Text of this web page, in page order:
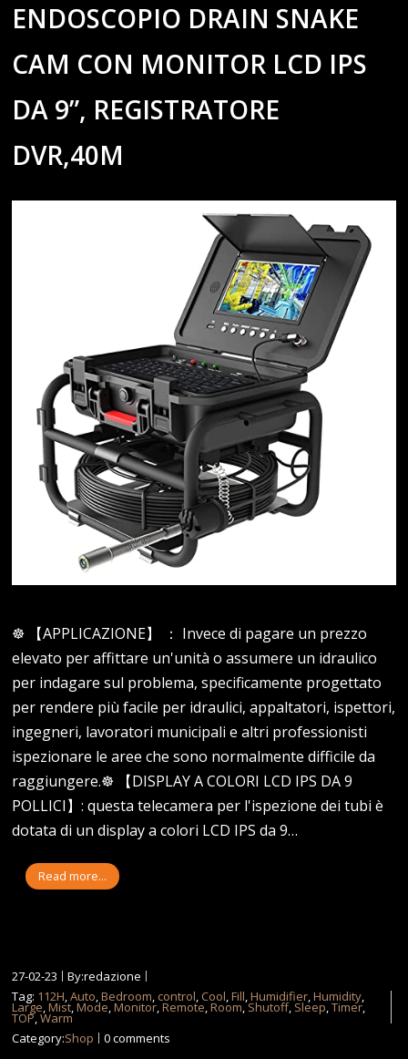
ENDOSCOPIO DRAIN SNAKE
CAM CON MONITOR LCD IPS
DA 9”, REGISTRATORE
DVR,40M
☸ 【APPLICAZIONE】 ： Invece di pagare un prezzo
elevato per affittare un'unità o assumere un idraulico
per indagare sul problema, specificamente progettato
per rendere più facile per idraulici, appaltatori, ispettori,
ingegneri, lavoratori municipali e altri professionisti
ispezionare le aree che sono normalmente difficile da
raggiungere.☸ 【DISPLAY A COLORI LCD IPS DA 9
POLLICI】: questa telecamera per l'ispezione dei tubi è
dotata di un display a colori LCD IPS da 9…
Read more...
27-02-23
By:redazione
Tag: 112H,Auto,Bedroom, control, Cool,Fill,Humidifier,Humidity,
Large,Mist,Mode,Monitor,Remote,Room,Shutoff, Sleep,Timer,
TOP,Warm
Category:Shop 0 comments